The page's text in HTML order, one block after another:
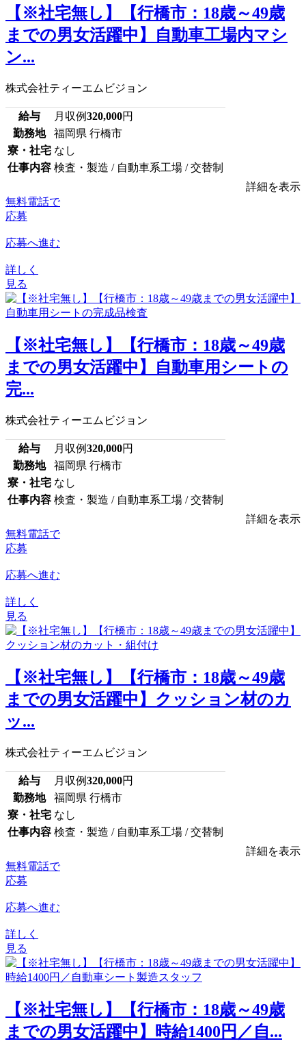
【※社宅無し】【行橋市：18歳～49歳
までの男女活躍中】自動車工場内マシ
ン...
株式会社ティーエムビジョン
給与 月収例320,000円
勤務地
福岡県 行橋市
寮・社宅 なし
仕事内容 検査・製造 / 自動車系工場 / 交替制
詳細を表示
無料電話で
応募
応募へ進む
詳しく
見る
【※社宅無し】【行橋市：18歳～49歳
までの男女活躍中】自動車用シートの
完...
株式会社ティーエムビジョン
給与 月収例320,000円
勤務地
福岡県 行橋市
寮・社宅 なし
仕事内容 検査・製造 / 自動車系工場 / 交替制
詳細を表示
無料電話で
応募
応募へ進む
詳しく
見る
【※社宅無し】【行橋市：18歳～49歳
までの男女活躍中】クッション材のカ
ッ...
株式会社ティーエムビジョン
給与 月収例320,000円
勤務地
福岡県 行橋市
寮・社宅 なし
仕事内容 検査・製造 / 自動車系工場 / 交替制
詳細を表示
無料電話で
応募
応募へ進む
詳しく
見る
【※社宅無し】【行橋市：18歳～49歳
までの男女活躍中】時給1400円／自...